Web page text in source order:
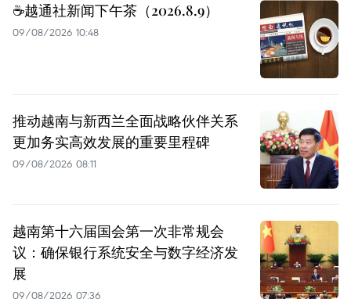
☕️越通社新闻下午茶（2026.8.9）
09/08/2026 10:48
推动越南与新西兰全面战略伙伴关系
更加务实高效发展的重要里程碑
09/08/2026 08:11
越南第十六届国会第一次非常规会
议：确保银行系统安全与数字经济发
展
09/08/2026 07:36